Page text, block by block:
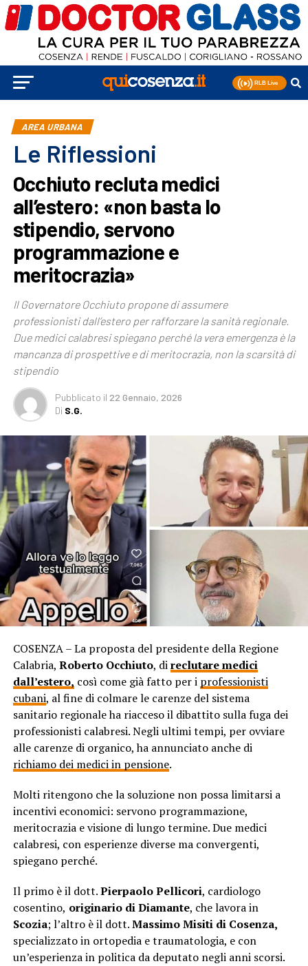
AREA URBANA
Le Riflessioni
Occhiuto recluta medici
all’estero: «non basta lo
stipendio, servono
programmazione e
meritocrazia»
Il Governatore Occhiuto propone di assumere
professionisti dall’estero per rafforzare la sanità regionale.
Due medici calabresi spiegano perché la vera emergenza è la
mancanza di prospettive e di meritocrazia, non la scarsità di
stipendio
Pubblicato il 22 Gennaio, 2026
Di S.G.
COSENZA – La proposta del presidente della Regione
Calabria, Roberto Occhiuto, direclutare medici
dall’estero, così come già fatto per i professionisti
cubani, al fine di colmare le carenze del sistema
sanitario regionale ha riacceso il dibattito sulla fuga dei
professionisti calabresi. Negli ultimi tempi, per ovviare
alle carenze di organico, ha annunciato anche di
richiamo dei medici in pensione.
Molti ritengono che la soluzione non possa limitarsi a
incentivi economici: servono programmazione,
meritocrazia e visione di lungo termine. Due medici
calabresi, con esperienze diverse ma convergenti,
spiegano perché.
Il primo è il dott.Pierpaolo Pellicori, cardiologo
cosentino, originario di Diamante, che lavora in
Scozia; l’altro è il dott.Massimo Misiti di Cosenza,
specializzato in ortopedia e traumatologia, e con
un’esperienza in politica da deputato negli anni scorsi.